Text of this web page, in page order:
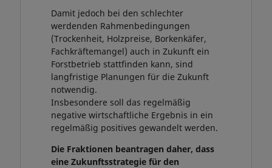
Damit jedoch bei den schlechter
werdenden Rahmenbedingungen
(Trockenheit, Holzpreise, Borkenkäfer,
Fachkräftemangel) auch in Zukunft ein
Forstbetrieb stattfinden kann, sind
langfristige Planungen für die Zukunft
notwendig.
Insbesondere soll das regelmäßig
negative wirtschaftliche Ergebnis in ein
regelmäßig positives gewandelt werden.
Die Fraktionen beantragen daher, dass
eine Zukunftsstrategie für den